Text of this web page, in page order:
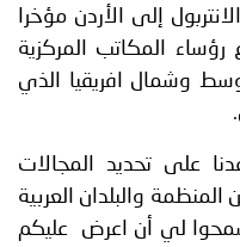
إلى الأردن مؤخرا
المكاتب المركزية
وشمال افريقيا الذي
على تحديد المجالات
المنظمة والبلدان العربية
لي أن اعرض عليكم